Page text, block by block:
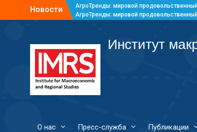
Новости
АгроТренды: мировой
АгроТренды: мировой
Институт
О нас Пресс-служба Публикации